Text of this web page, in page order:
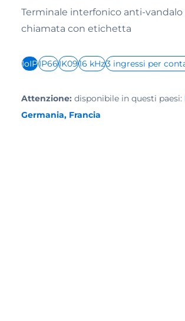
Terminale interfonico anti-
chiamata con etichetta
IoIPIP66IK0916 kHz3 ingressi per
Attenzione: disponibile in questi paesi:
Germania, Francia